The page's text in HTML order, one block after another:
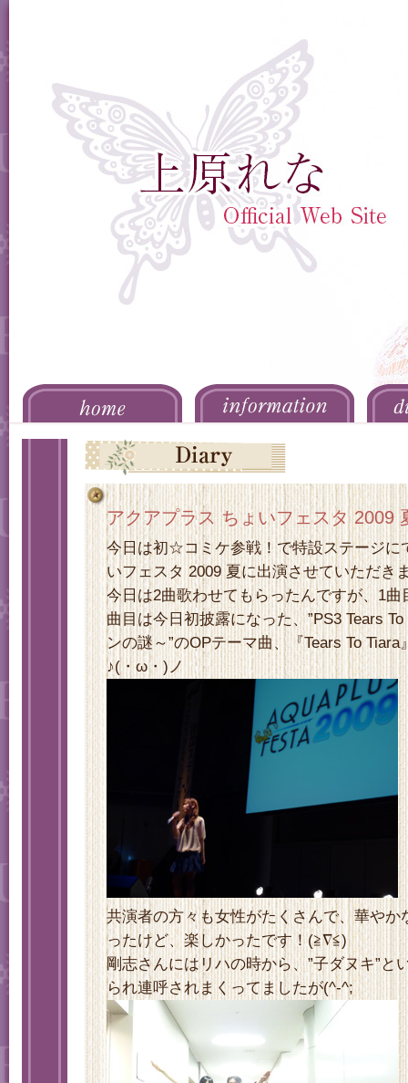
アクアプラス ちょいフェスタ 2009
今日は初☆コミケ参戦！で特設ステージに
いフェスタ 2009 夏に出演させていただき
今日は2曲歌わせてもらったんですが、1
曲目は今日初披露になった、”PS3 Tears
ンの謎～”のOPテーマ曲、『Tears To
♪(・ω・)ノ
共演者の方々も女性がたくさんで、華やか
ったけど、楽しかったです！(≧∇≦)
剛志さんにはリハの時から、”子ダヌキ”と
られ連呼されまくってましたが(^-^;ゞ